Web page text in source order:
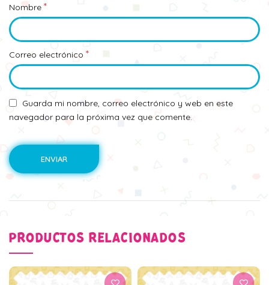
Nombre *
Correo electrónico *
Guarda mi nombre, correo electrónico y web en este
navegador para la próxima vez que comente.
PRODUCTOS RELACIONADOS